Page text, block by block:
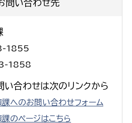
問い合わせ先
1855
1858
い合わせは次のリンクから
課へのお問い合わせフォーム
のページはこちら